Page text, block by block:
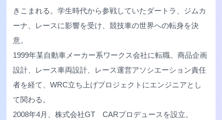
きこまれる。学生時代から参戦していたダートラ、ジムカ
ーナ、レースに影響を受け、競技車の世界への転身を決
意。
1999年某自動車メーカー系ワークス会社に転職。商品企画
設計、レース車両設計、レース運営アソシエーション責任
者を経て、WRC立ち上げプロジェクトにエンジニアとし
て関わる。
2008年4月、株式会社GT CARプロデュースを設立。